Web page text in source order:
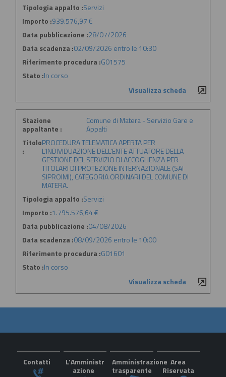
Tipologia appalto :Servizi
Importo :939.576,97 €
Data pubblicazione :28/07/2026
Data scadenza :02/09/2026 entro le 10:30
Riferimento procedura :G01575
Stato :In corso
Visualizza scheda
Stazione
appaltante :
Comune di Matera - Servizio Gare e
Appalti
Titolo
:
PROCEDURA TELEMATICA APERTA PER
L'INDIVIDUAZIONE DELL'ENTE ATTUATORE DELLA
GESTIONE DEL SERVIZIO DI ACCOGLIENZA PER
TITOLARI DI PROTEZIONE INTERNAZIONALE (SAI
SIPROIMI), CATEGORIA ORDINARI DEL COMUNE DI
MATERA.
Tipologia appalto :Servizi
Importo :1.795.576,64 €
Data pubblicazione :04/08/2026
Data scadenza :08/09/2026 entro le 10:00
Riferimento procedura :G01601
Stato :In corso
Visualizza scheda
Contatti
L'Amministr
azione
Amministrazione
trasparente
Area
Riservata